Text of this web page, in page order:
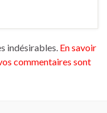
indésirables. En savoir
commentaires sont